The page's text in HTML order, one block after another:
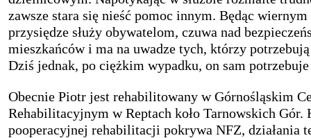
zawsze stara się nieść pomoc innym. Będąc
przysiędze służy obywatelom, czuwa nad
mieszkańców i ma na uwadze tych, którzy
Dziś jednak, po ciężkim wypadku, on sam
Obecnie Piotr jest rehabilitowany w Górnośląskim
Rehabilitacyjnym w Reptach koło Tarnowskich Gór.
pooperacyjnej rehabilitacji pokrywa NFZ, działania